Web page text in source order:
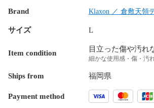
Brand Klaxon ／ 倉敷天領
サイズ L
Item condition 目立った傷や汚れ
細かな使用感・傷・汚
Ships from 福岡県
Payment method